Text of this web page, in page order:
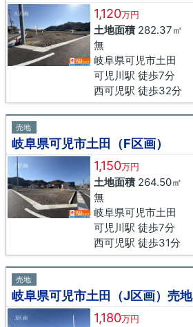
1,120万円
土地面積282.37㎡
無
岐阜県可児市土田
可児川駅 徒歩7分
西可児駅 徒歩32分
売地
岐阜県可児市土田（F区画）
1,150万円
土地面積264.50㎡
無
岐阜県可児市土田
可児川駅 徒歩7分
西可児駅 徒歩31分
売地
岐阜県可児市土田（J区画）売地
1,180万円